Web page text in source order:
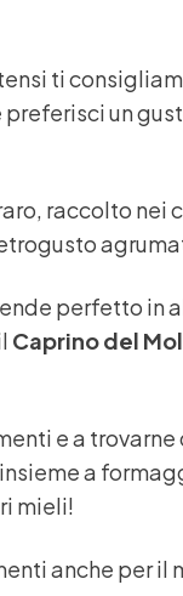
ti
preferisci un
raccolto nei
perfetto in
Caprino del
e a
a
mieli!
anche per il